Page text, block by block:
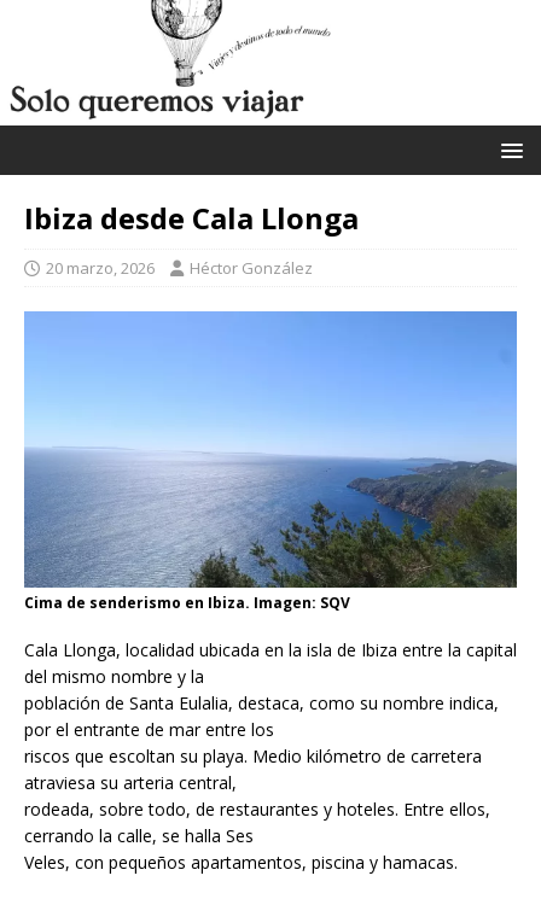
Ibiza desde Cala Llonga
20 marzo, 2026 Héctor González
Cima de senderismo en Ibiza. Imagen: SQV
Cala Llonga, localidad ubicada en la isla de Ibiza entre la capital
del mismo nombre y la
población de Santa Eulalia, destaca, como su nombre indica,
por el entrante de mar entre los
riscos que escoltan su playa. Medio kilómetro de carretera
atraviesa su arteria central,
rodeada, sobre todo, de restaurantes y hoteles. Entre ellos,
cerrando la calle, se halla Ses
Veles, con pequeños apartamentos, piscina y hamacas.